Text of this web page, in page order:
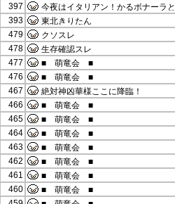
397
今夜はイタリアン！かるボナーラ
393
東北きりたん
479
クソスレ
478
生存確認スレ
477
■ 萌竜会 ■
476
■ 萌竜会 ■
467
絶対神凶華様ここに降臨！
466
■ 萌竜会 ■
465
■ 萌竜会 ■
464
■ 萌竜会 ■
463
■ 萌竜会 ■
462
■ 萌竜会 ■
461
■ 萌竜会 ■
460
■ 萌竜会 ■